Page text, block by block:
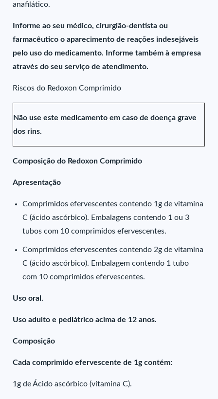
anafilático.
Informe ao seu médico, cirurgião-dentista ou
farmacêutico o aparecimento de reações indesejáveis
pelo uso do medicamento. Informe também à empresa
através do seu serviço de atendimento.
Riscos do Redoxon Comprimido
Não use este medicamento em caso de doença grave
dos rins.
Composição do Redoxon Comprimido
Apresentação
Comprimidos efervescentes contendo 1g de vitamina
C (ácido ascórbico). Embalagens contendo 1 ou 3
tubos com 10 comprimidos efervescentes.
Comprimidos efervescentes contendo 2g de vitamina
C (ácido ascórbico). Embalagem contendo 1 tubo
com 10 comprimidos efervescentes.
Uso oral.
Uso adulto e pediátrico acima de 12 anos.
Composição
Cada comprimido efervescente de 1g contém:
1g de Ácido ascórbico (vitamina C).